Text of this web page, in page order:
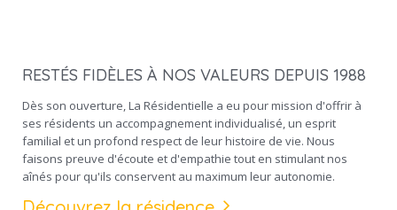
RESTÉS FIDÈLES À NOS VALEURS DEPUIS 1988
Dès son ouverture, La Résidentielle a eu pour mission d'offrir à
ses résidents un accompagnement individualisé, un esprit
familial et un profond respect de leur histoire de vie. Nous
faisons preuve d'écoute et d'empathie tout en stimulant nos
aînés pour qu'ils conservent au maximum leur autonomie.